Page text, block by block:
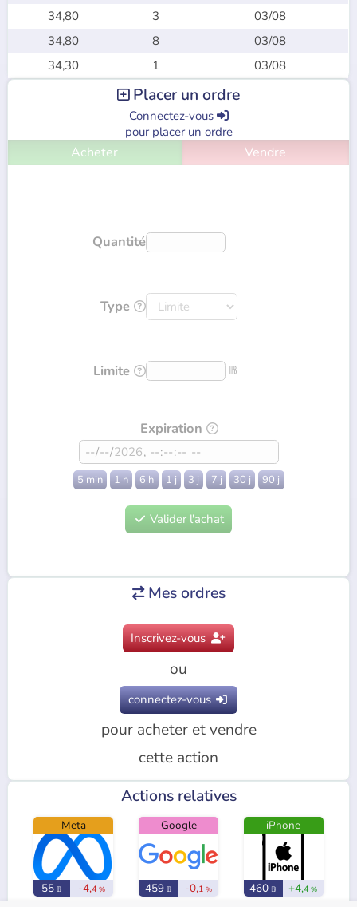
34,80
3
03/08
34,80
8
03/08
34,30
1 03/08
Placer un ordre
Connectez-vous 
pour placer un ordre
Acheter Vendre
Quantité
Type 
Limite  𝔹
Expiration 
5 min 1 h 6 h 1 j 3 j 7 j 30 j 90 j
 Valider l'achat
Mes ordres
Inscrivez-vous
ou
connectez-vous
pour acheter et vendre
cette action
Actions relatives
Meta
55 𝔹 -4,4 %
Google
459 𝔹 -0,1 %
iPhone
460 𝔹 +4,4 %